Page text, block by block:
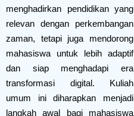
menghadirkan pendidikan yang
relevan dengan perkembangan
zaman, tetapi juga mendorong
mahasiswa untuk lebih adaptif
dan siap menghadapi era
transformasi digital. Kuliah
umum ini diharapkan menjadi
langkah awal bagi mahasiswa